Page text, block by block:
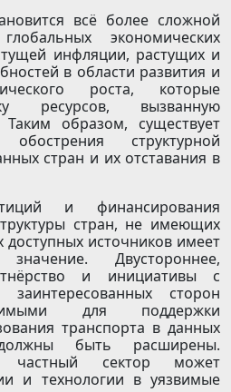
всё более сложной
экономических
инфляции, растущих и
в области развития и
роста, которые
ресурсов, вызванную
образом, существует
структурной
стран и их отставания в
и финансирования
стран, не имеющих
источников имеет
Двустороннее,
и инициативы с
сторон
для поддержки
транспорта в данных
быть расширены.
частный сектор может
и технологии в уязвимые